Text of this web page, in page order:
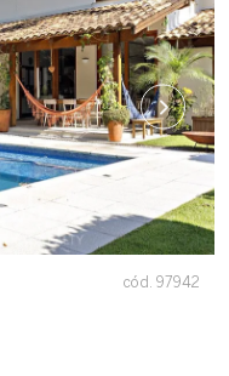
cód. 97942